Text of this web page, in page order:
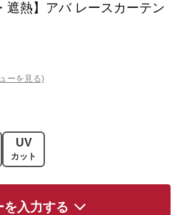
遮熱】アバ レースカーテン
ーを見る)
UV
カット
を入力する